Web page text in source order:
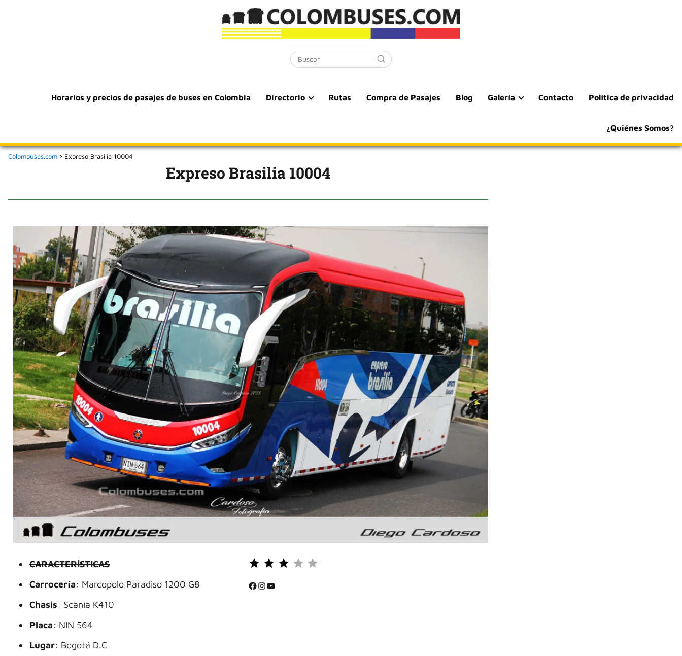
Horarios y precios de pasajes de buses en Colombia Directorio Rutas Compra de Pasajes Blog Galería Contacto Política de privacidad
¿Quiénes Somos?
Colombuses.com Expreso Brasilia 10004
Expreso Brasilia 10004
CARACTERÍSTICAS
Carrocería: Marcopolo Paradiso 1200 G8
Chasis: Scania K410
Placa: NIN 564
Lugar: Bogotá D.C
⭐
⭐
Facebook InstagramYouTube